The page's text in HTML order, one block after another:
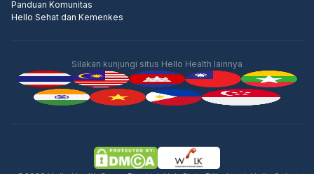
Iklan
Panduan Komunitas
Hello Sehat dan Kemenkes
Silakan kunjungi situs Hello Health lainnya